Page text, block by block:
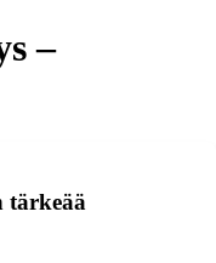
–
tärkeää